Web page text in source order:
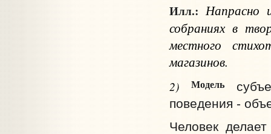
Илл.: Напрасно
собраниях в
местного
магазинов.
2)Модель
поведения -
Человек